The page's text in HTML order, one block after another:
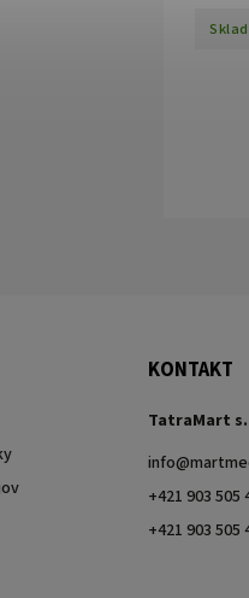
KONTAKT
TatraMart
info@
+421 903 505
+421 903 505